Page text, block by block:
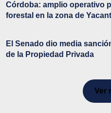
Córdoba: amplio operativo
forestal en la zona de
El Senado dio media
de la Propiedad Privada
Ver